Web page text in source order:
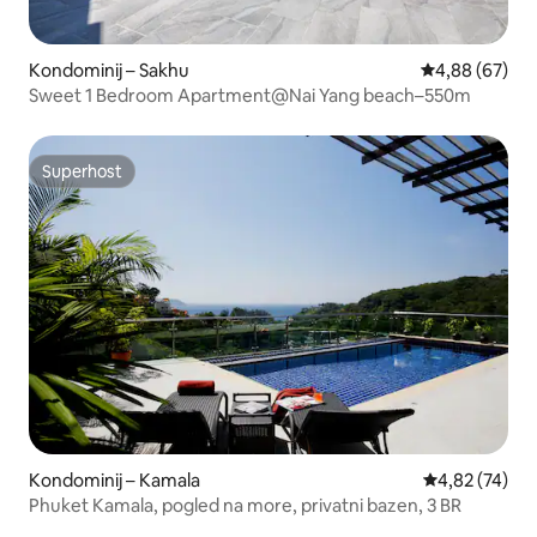
Kondominij – Sakhu Prosječna
4,88 (67)
Sweet 1 Bedroom Apartment@Nai Yang beach–550m
Superhost
Superhost
Kondominij – Kamala Prosječna
4,82 (74)
Phuket Kamala, pogled na more, privatni bazen, 3 BR